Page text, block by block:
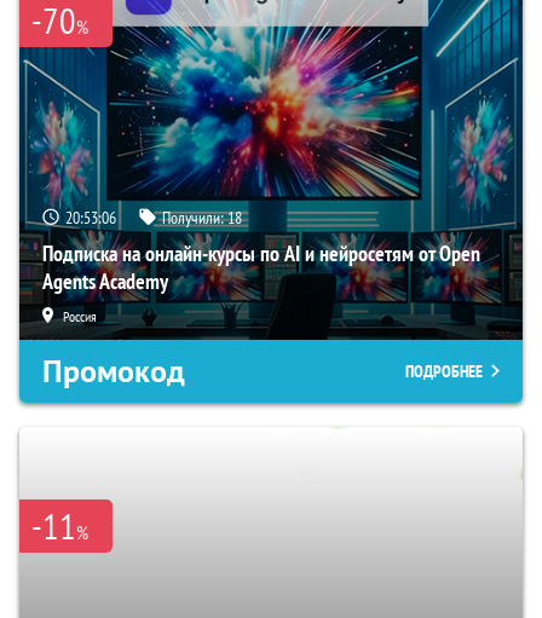
-70%
20:53:06 Получили:18
Подписка на онлайн-курсы по AI и нейросетям от Open
Agents Academy
Россия
Промокод ПОДРОБНЕЕ
-11%